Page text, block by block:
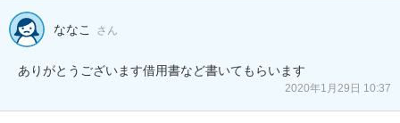
ななこ さん
ありがとうございます借用書など書いてもらいます
2020年1月29日 10:37